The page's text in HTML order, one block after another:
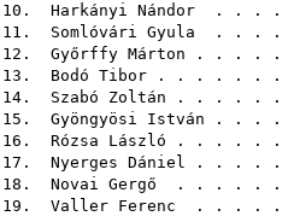
10. Harkányi Nándor . . . .
11. Somlóvári Gyula . . . .
12. Győrffy Márton . . . . .
13. Bodó Tibor . . . . . . .
14. Szabó Zoltán . . . . . .
15. Gyöngyösi István . . . .
16. Rózsa László . . . . . .
17. Nyerges Dániel . . . . .
18. Novai Gergő . . . . . .
19. Valler Ferenc . . . . .